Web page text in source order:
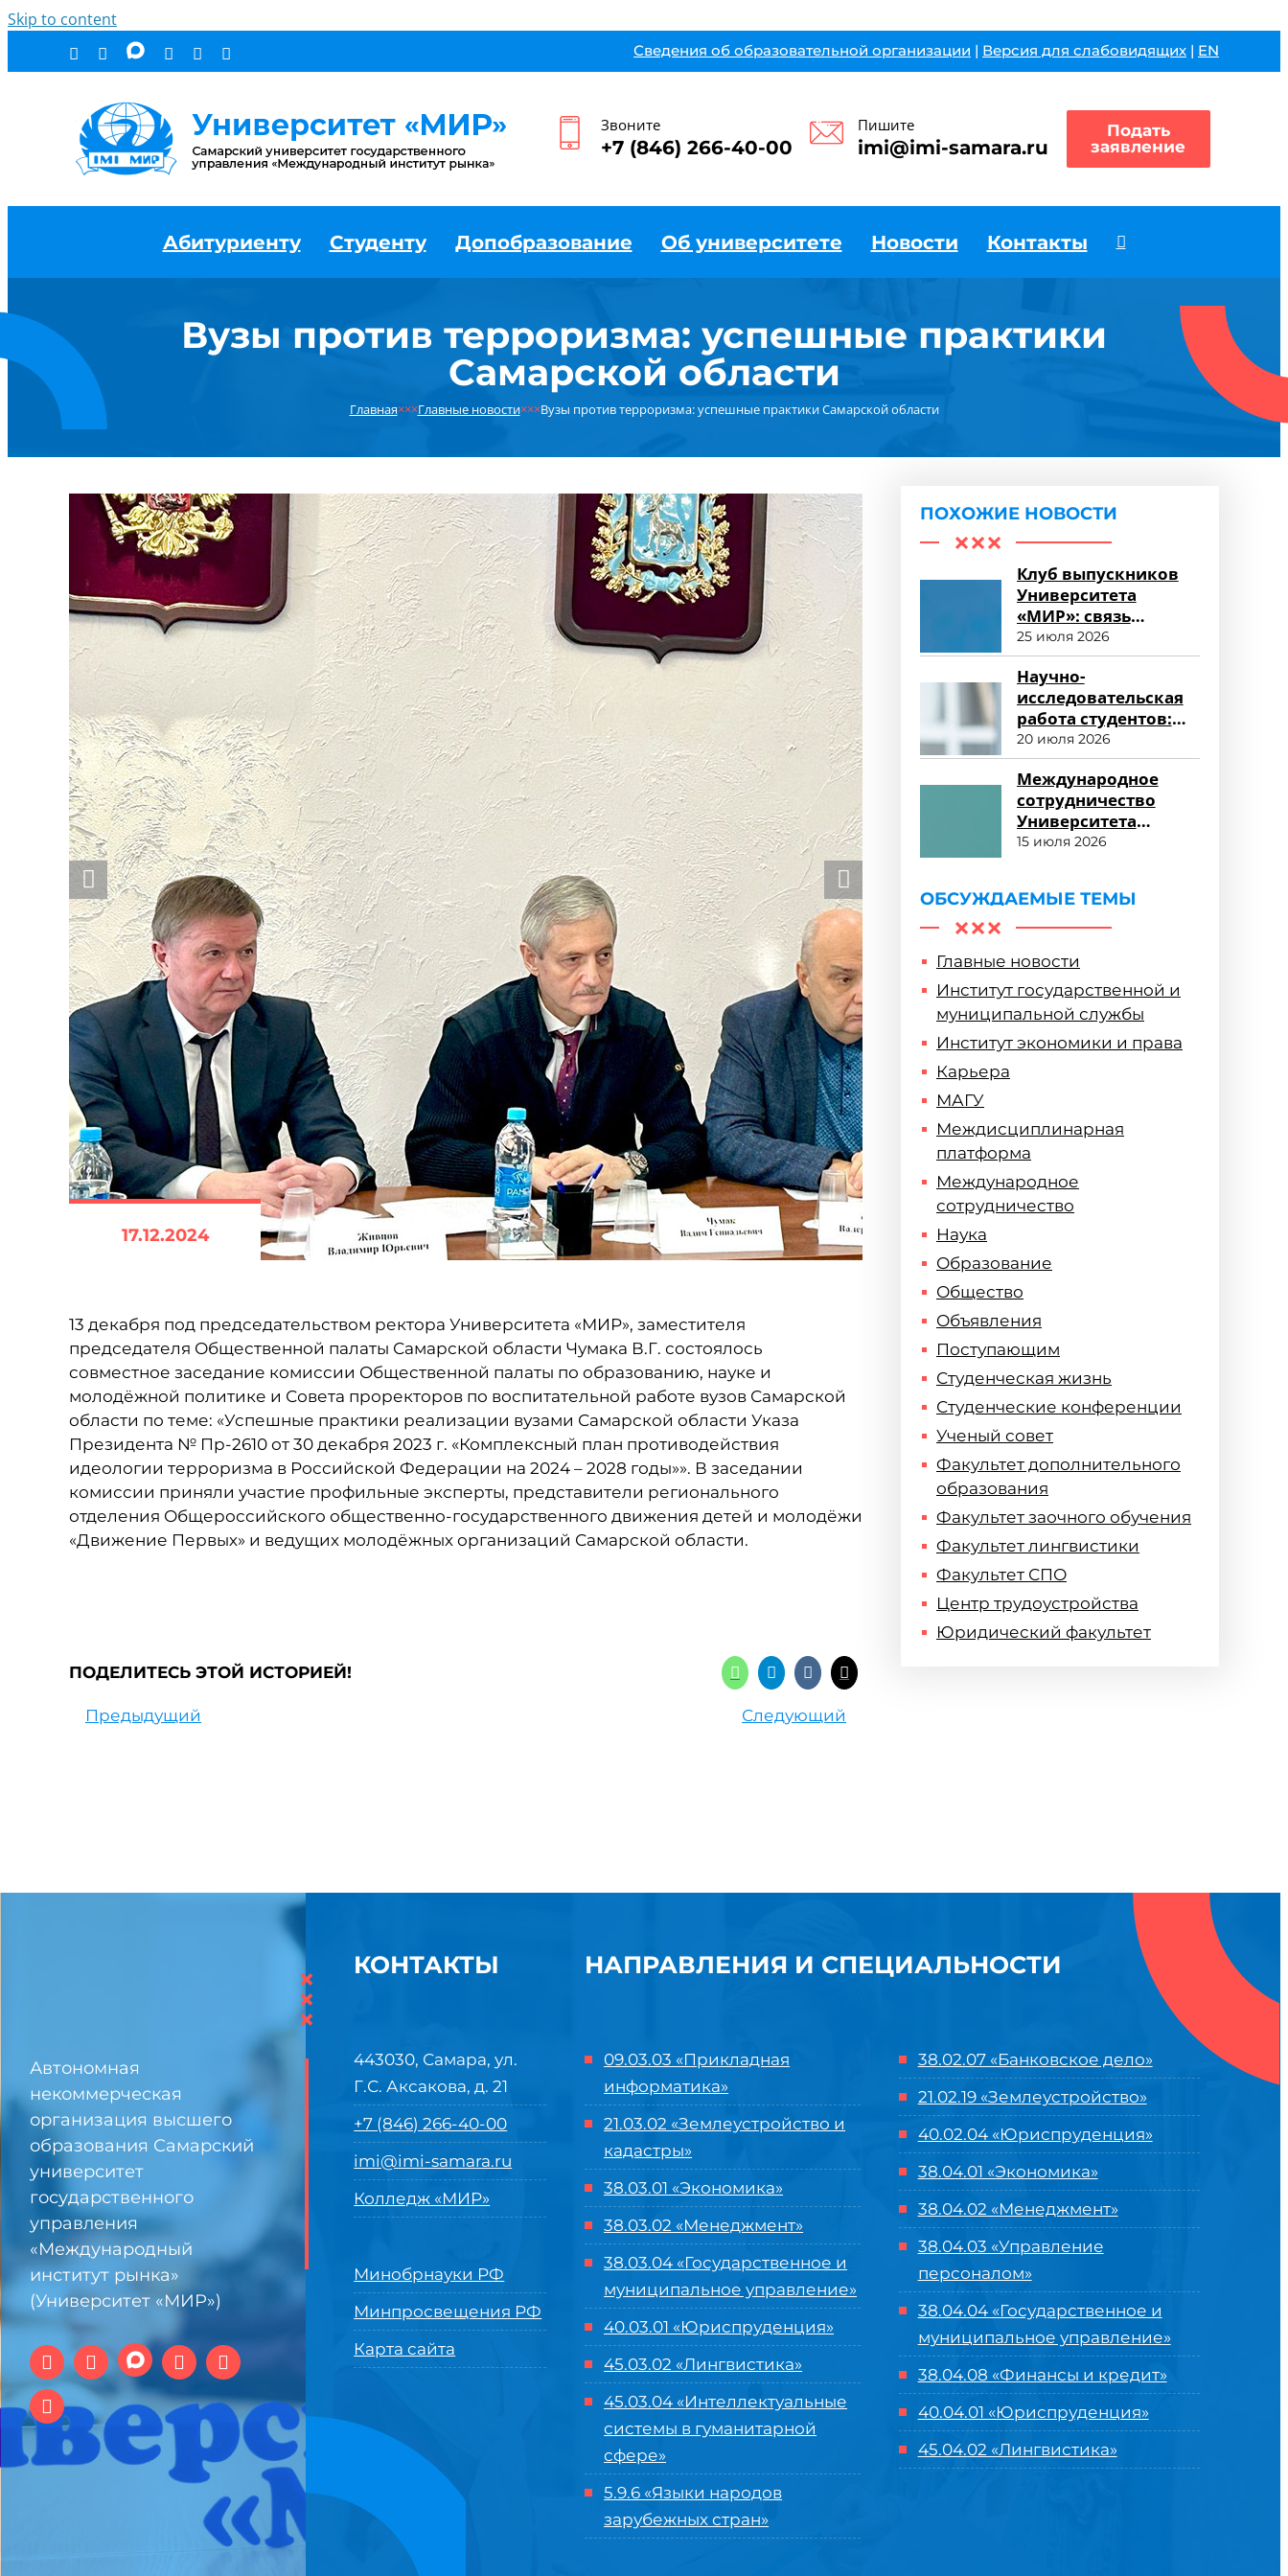
Skip to content
Сведения об образовательной организации | Версия для слабовидящих | EN
Звоните
+7 (846) 266-40-00
Пишите
imi@imi-samara.ru
Подать
заявление
Абитуриенту Студенту Допобразование Об университете Новости Контакты
Вузы против терроризма: успешные практики
Самарской области
Главная×××Главные новости×××Вузы против терроризма: успешные практики Самарской области
17.12.2024
13 декабря под председательством ректора Университета «МИР», заместителя
председателя Общественной палаты Самарской области Чумака В.Г. состоялось
совместное заседание комиссии Общественной палаты по образованию, науке и
молодёжной политике и Совета проректоров по воспитательной работе вузов Самарской
области по теме: «Успешные практики реализации вузами Самарской области Указа
Президента № Пр-2610 от 30 декабря 2023 г. «Комплексный план противодействия
идеологии терроризма в Российской Федерации на 2024 – 2028 годы»». В заседании
комиссии приняли участие профильные эксперты, представители регионального
отделения Общероссийского общественно-государственного движения детей и молодёжи
«Движение Первых» и ведущих молодёжных организаций Самарской области.
ПОДЕЛИТЕСЬ ЭТОЙ ИСТОРИЕЙ!
Предыдущий Следующий
ПОХОЖИЕ НОВОСТИ
Клуб выпускников
Университета
«МИР»: связь
поколений и
карьерные
возможности
25 июля 2026
Научно-
исследовательская
работа студентов:
возможности для
развития
20 июля 2026
Международное
сотрудничество
Университета
«МИР»: новые
15 июля 2026
ОБСУЖДАЕМЫЕ ТЕМЫ
Главные новости
Институт государственной и
муниципальной службы
Институт экономики и права
Карьера
МАГУ
Междисциплинарная
платформа
Международное
сотрудничество
Наука
Образование
Общество
Объявления
Поступающим
Студенческая жизнь
Студенческие конференции
Ученый совет
Факультет дополнительного
образования
Факультет заочного обучения
Факультет лингвистики
Факультет СПО
Центр трудоустройства
Юридический факультет
Автономная
некоммерческая
организация высшего
образования Самарский
университет
государственного
управления
«Международный
институт рынка»
(Университет «МИР»)
×
×
×
КОНТАКТЫ
443030, Самара, ул.
Г.С. Аксакова, д. 21
+7 (846) 266-40-00
imi@imi-samara.ru
Колледж «МИР»
Минобрнауки РФ
Минпросвещения РФ
Карта сайта
НАПРАВЛЕНИЯ И СПЕЦИАЛЬНОСТИ
09.03.03 «Прикладная
информатика»
21.03.02 «Землеустройство и
кадастры»
38.03.01 «Экономика»
38.03.02 «Менеджмент»
38.03.04 «Государственное и
муниципальное управление»
40.03.01 «Юриспруденция»
45.03.02 «Лингвистика»
45.03.04 «Интеллектуальные
системы в гуманитарной
сфере»
5.9.6 «Языки народов
зарубежных стран»
38.02.07 «Банковское дело»
21.02.19 «Землеустройство»
40.02.04 «Юриспруденция»
38.04.01 «Экономика»
38.04.02 «Менеджмент»
38.04.03 «Управление
персоналом»
38.04.04 «Государственное и
муниципальное управление»
38.04.08 «Финансы и кредит»
40.04.01 «Юриспруденция»
45.04.02 «Лингвистика»